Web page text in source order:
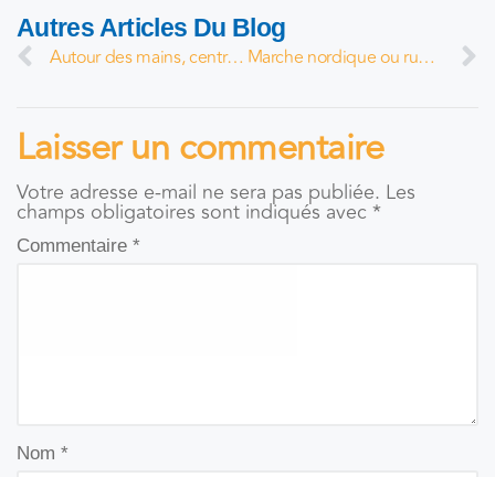
Autres Articles Du Blog
Autour des mains, centre de bien-être d’Eve Provot Marche nordique ou running : faut-il choisir ?
Laisser un commentaire
Votre adresse e-mail ne sera pas publiée. Les
champs obligatoires sont indiqués avec *
Commentaire *
Nom *